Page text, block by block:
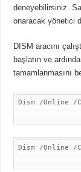
deneyebilirsiniz.
onaracak yönetici
DISM aracını
başlatın ve
tamamlanmasını
Dism /Online /
Dism /Online /